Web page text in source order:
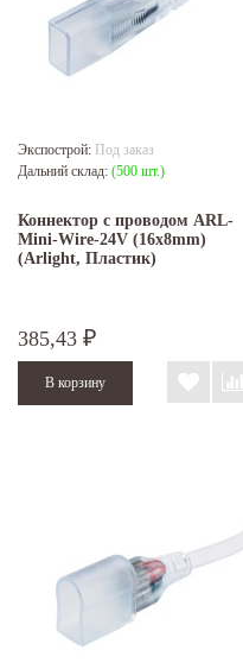
Экспострой: Под заказ
Дальний склад: (500 шт.)
Коннектор с проводом ARL-
Mini-Wire-24V (16x8mm)
(Arlight, Пластик)
385,43 ₽